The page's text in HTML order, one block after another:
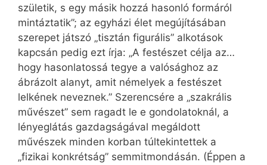
születik, s egy másik hozzá hasonló formáról
mintáztatik”; az egyházi élet megújításában
szerepet játszó „tisztán figurális” alkotások
kapcsán pedig ezt írja: „A festészet célja az…
hogy hasonlatossá tegye a valósághoz az
ábrázolt alanyt, amit némelyek a festészet
lelkének neveznek.” Szerencsére a „szakrális
művészet” sem ragadt le e gondolatoknál, a
lényeglátás gazdagságával megáldott
művészek minden korban túltekintettek a
„fizikai konkrétság” semmitmondásán. (Éppen a